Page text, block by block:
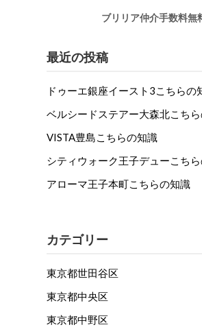
ブリリア仲介手数料無
最近の投稿
ドゥーエ銀座イースト3こちらの
ベルシードステアー大森北こち
VISTA豊島こちらの知識
シティウォーク王子デューこち
アローマ王子本町こちらの知識
カテゴリー
東京都世田谷区
東京都中央区
東京都中野区